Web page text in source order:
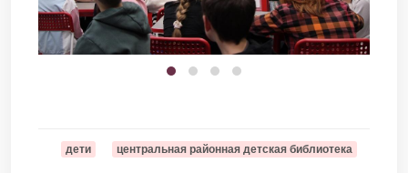
дети центральная районная детская библиотека